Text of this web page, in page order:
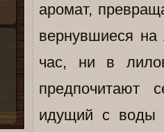
аромат,
вернувшиеся
час, ни в
предпочитают
идущий с воды